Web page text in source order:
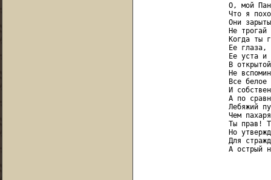
О, мой
Что я
Они
Не трогай
Когда ты
Ее глаза,
Ее уста и
В
Не
Все белое
И
А по
Лебяжий
Чем
Ты прав!
Но
Для
А острый